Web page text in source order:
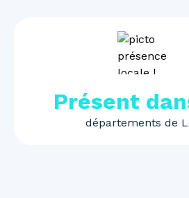
Présent
départements de